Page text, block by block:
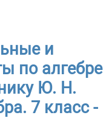
и
по алгебре
Ю. Н.
7 класс -